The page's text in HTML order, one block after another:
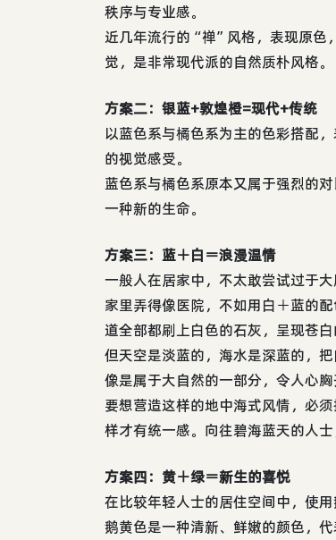
秩序与专业感。
近几年流行的“禅”风格，表现原色
觉，是非常现代派的自然质朴风格。
方案二：银蓝+敦煌橙=现代+传统
以蓝色系与橘色系为主的色彩搭配
的视觉感受。
蓝色系与橘色系原本又属于强烈的
一种新的生命。
方案三：蓝＋白＝浪漫温情
一般人在居家中，不太敢尝试过于
家里弄得像医院，不如用白＋蓝的
道全部都刷上白色的石灰，呈现苍白
但天空是淡蓝的，海水是深蓝的，
像是属于大自然的一部分，令人心
要想营造这样的地中海式风情，必
样才有统一感。向往碧海蓝天的人
方案四：黄＋绿＝新生的喜悦
在比较年轻人士的居住空间中，使
鹅黄色是一种清新、鲜嫩的颜色，